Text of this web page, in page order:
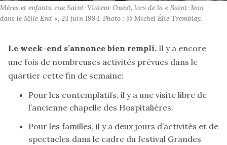
Mères et enfants, rue Saint-Viateur Ouest, lors de la « Saint-Jean
dans le Mile End », 24 juin 1994. Photo : © Michel Élie Tremblay.
Le week-end s’annonce bien rempli. Il y a encore
une fois de nombreuses activités prévues dans le
quartier cette fin de semaine:
Pour les contemplatifs, il y a une visite libre de
l’ancienne chapelle des Hospitalières.
Pour les familles, il y a deux jours d’activités et de
spectacles dans le cadre du festival Grandes